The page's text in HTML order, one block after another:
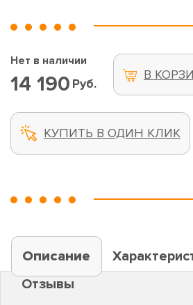
Нет в наличии
14 190 Руб.
В
КУПИТЬ В ОДИН КЛИК
Описание
Отзывы